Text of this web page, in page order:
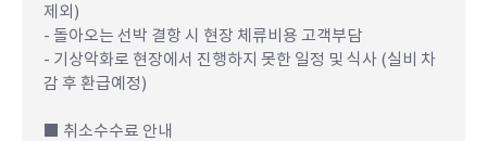
제외)
- 돌아오는 선박 결항 시 현장 체류비용 고객부담
- 기상악화로 현장에서 진행하지 못한 일정 및 식사 (실비 차
감 후 환급예정)
■ 취소수수료 안내